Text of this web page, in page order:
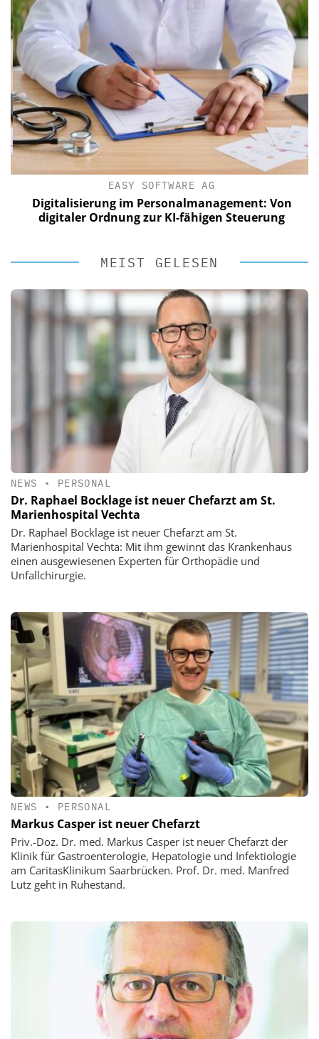
EASY SOFTWARE AG
Digitalisierung im Personalmanagement: Von
digitaler Ordnung zur KI-fähigen Steuerung
MEIST GELESEN
NEWS • PERSONAL
Dr. Raphael Bocklage ist neuer Chefarzt am St.
Marienhospital Vechta
Dr. Raphael Bocklage ist neuer Chefarzt am St.
Marienhospital Vechta: Mit ihm gewinnt das Krankenhaus
einen ausgewiesenen Experten für Orthopädie und
Unfallchirurgie.
NEWS • PERSONAL
Markus Casper ist neuer Chefarzt
Priv.-Doz. Dr. med. Markus Casper ist neuer Chefarzt der
Klinik für Gastroenterologie, Hepatologie und Infektiologie
am CaritasKlinikum Saarbrücken. Prof. Dr. med. Manfred
Lutz geht in Ruhestand.